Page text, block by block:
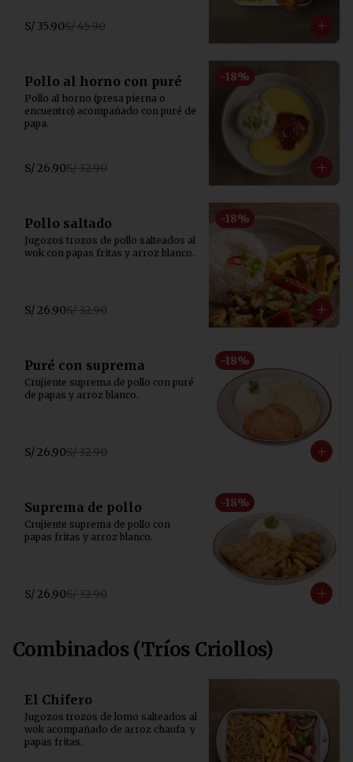
S/ 35.90S/ 45.90
-18%
Pollo al horno con puré
Pollo al horno (presa pierna o
encuentro) acompañado con puré de
papa.
S/ 26.90S/ 32.90
-18%
Pollo saltado
Jugozos trozos de pollo salteados al
wok con papas fritas y arroz blanco.
S/ 26.90S/ 32.90
-18%
Puré con suprema
Crujiente suprema de pollo con puré
de papas y arroz blanco.
S/ 26.90S/ 32.90
-18%
Suprema de pollo
Crujiente suprema de pollo con
papas fritas y arroz blanco.
S/ 26.90S/ 32.90
Combinados (Tríos Criollos)
El Chifero
Jugozos trozos de lomo salteados al
wok acompañado de arroz chaufa  y
papas fritas.